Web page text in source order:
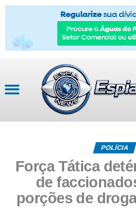
POLÍCIA
Força Tática
de
porções de